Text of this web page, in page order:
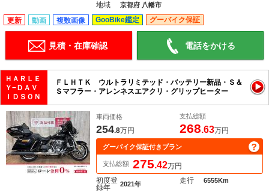
地域 京都府 八幡市
更新 動画 複数画像 GooBike鑑定 グーバイク保証
見積・在庫確認 電話をかける
ＨＡＲＬＥ
Ｙ−ＤＡＶ
ＩＤＳＯＮ
ＦＬＨＴＫ ウルトラリミテッド・バッテリー新品・Ｓ＆
Ｓマフラー・アレンネスエアクリ・グリップヒーター
車両価格
254.8万円
支払総額
268.63万円
グーバイク保証付きプラン
支払総額 275.42万円
初度登
録年
2021年 走行 6555Km